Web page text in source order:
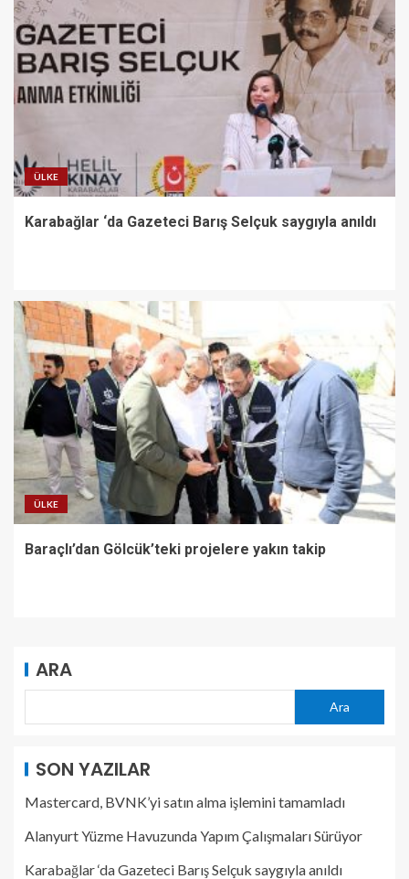
ÜLKE
Karabağlar ‘da Gazeteci Barış Selçuk saygıyla anıldı
ÜLKE
Baraçlı’dan Gölcük’teki projelere yakın takip
ARA
Ara
SON YAZILAR
Mastercard, BVNK’yi satın alma işlemini tamamladı
Alanyurt Yüzme Havuzunda Yapım Çalışmaları Sürüyor
Karabağlar ‘da Gazeteci Barış Selçuk saygıyla anıldı